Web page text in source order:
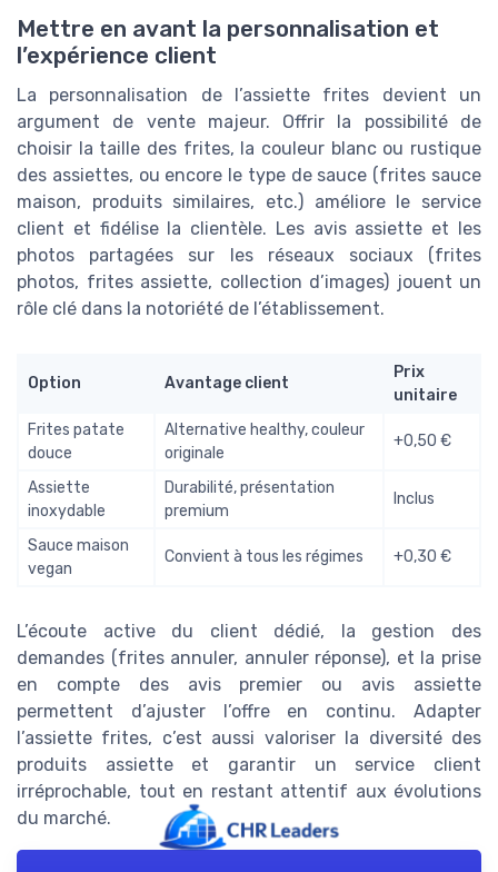
Mettre en avant la personnalisation et
l’expérience client
La personnalisation de l’assiette frites devient un
argument de vente majeur. Offrir la possibilité de
choisir la taille des frites, la couleur blanc ou rustique
des assiettes, ou encore le type de sauce (frites sauce
maison, produits similaires, etc.) améliore le service
client et fidélise la clientèle. Les avis assiette et les
photos partagées sur les réseaux sociaux (frites
photos, frites assiette, collection d’images) jouent un
rôle clé dans la notoriété de l’établissement.
Option Avantage client
Prix
unitaire
Frites patate
douce
Alternative healthy, couleur
originale
+0,50 €
Assiette
inoxydable
Durabilité, présentation
premium
Inclus
Sauce maison
vegan
Convient à tous les régimes +0,30 €
L’écoute active du client dédié, la gestion des
demandes (frites annuler, annuler réponse), et la prise
en compte des avis premier ou avis assiette
permettent d’ajuster l’offre en continu. Adapter
l’assiette frites, c’est aussi valoriser la diversité des
produits assiette et garantir un service client
irréprochable, tout en restant attentif aux évolutions
du marché.